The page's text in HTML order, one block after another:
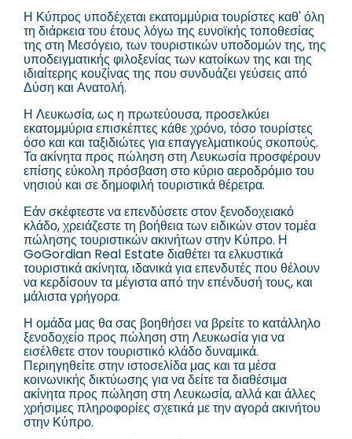
Η Κύπρος υποδέχεται εκατομμύρια τουρίστες καθ' όλη
τη διάρκεια του έτους λόγω της ευνοϊκής τοποθεσίας
της στη Μεσόγειο, των τουριστικών υποδομών της, της
υποδειγματικής φιλοξενίας των κατοίκων της και της
ιδιαίτερης κουζίνας της που συνδυάζει γεύσεις από
Δύση και Ανατολή.
Η Λευκωσία, ως η πρωτεύουσα, προσελκύει
εκατομμύρια επισκέπτες κάθε χρόνο, τόσο τουρίστες
όσο και και ταξιδιώτες για επαγγελματικούς σκοπούς.
Τα ακίνητα προς πώληση στη Λευκωσία προσφέρουν
επίσης εύκολη πρόσβαση στο κύριο αεροδρόμιο του
νησιού και σε δημοφιλή τουριστικά θέρετρα.
Εάν σκέφτεστε να επενδύσετε στον ξενοδοχειακό
κλάδο, χρειάζεστε τη βοήθεια των ειδικών στον τομέα
πώλησης τουριστικών ακινήτων στην Κύπρο. Η
GoGordian Real Estate διαθέτει τα ελκυστικά
τουριστικά ακίνητα, ιδανικά για επενδυτές που θέλουν
να κερδίσουν τα μέγιστα από την επένδυσή τους, και
μάλιστα γρήγορα.
Η ομάδα μας θα σας βοηθήσει να βρείτε το κατάλληλο
ξενοδοχείο προς πώληση στη Λευκωσία για να
εισέλθετε στον τουριστικό κλάδο δυναμικά.
Περιηγηθείτε στην ιστοσελίδα μας και τα μέσα
κοινωνικής δικτύωσης για να δείτε τα διαθέσιμα
ακίνητα προς πώληση στη Λευκωσία, αλλά και άλλες
χρήσιμες πληροφορίες σχετικά με την αγορά ακινήτου
στην Κύπρο.